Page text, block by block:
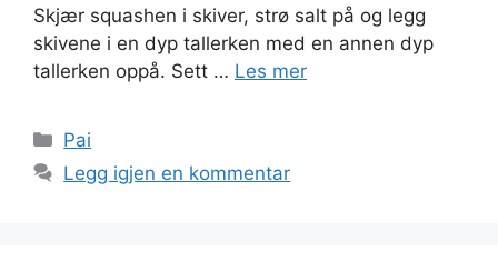
Skjær squashen i skiver, strø salt på og legg
skivene i en dyp tallerken med en annen dyp
tallerken oppå. Sett … Les mer
Kategorier
Pai
Legg igjen en kommentar